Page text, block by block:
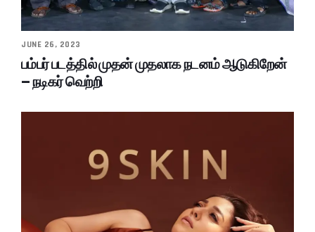
JUNE 26, 2023
பம்பர் படத்தில் முதன் முதலாக நடனம் ஆடுகிறேன்
– நடிகர் வெற்றி